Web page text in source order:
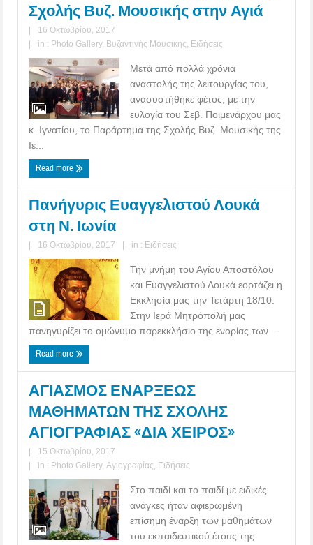
Σχολής Βυζ. Μουσικής στην Αγιά
|
16 Οκτωβρίου, 2017
|
in : Photo Gallery, Βυζαντινής Μουσικής Ειδήσεις
Μετά από πολλά χρόνια
αναστολής της λειτουργίας του,
ανασυστήθηκε φέτος, με την
ευλογία του Σεβ. Ποιμενάρχου μας
κ. Ιγνατίου, το Παράρτημα της Σχολής Βυζ. Μουσικής της
Ιε...
Read more
Πανήγυρις Ευαγγελιστού Λουκά
στη Ν. Ιωνία
| 16 Οκτωβρίου, 2017 | in : Ειδήσεις
Την μνήμη του Αγίου Αποστόλου
και Ευαγγελιστού Λουκά εορτάζει η
Εκκλησία μας την Τετάρτη 18/10.
Στην Ιερά Μητρόπολή μας
πανηγυρίζει το ομώνυμο παρεκκλήσιο της ενορίας των...
Read more
ΑΓΙΑΣΜΟΣ ΕΝΑΡΞΕΩΣ
ΜΑΘΗΜΑΤΩΝ ΤΗΣ ΣΧΟΛΗΣ
ΑΓΙΟΓΡΑΦΙΑΣ «ΔΙΑ ΧΕΙΡΟΣ»
|
15 Οκτωβρίου, 2017
|
in : Photo Gallery,Αγιογραφίας Ειδήσεις
Στο παιδί και το παιδί με ειδικές
ανάγκες ήταν αφιερωμένη
επίσημη έναρξη των μαθημάτων
του εκπαιδευτικού έτους της